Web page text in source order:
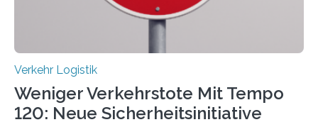
Verkehr Logistik
Weniger Verkehrstote Mit Tempo
120: Neue Sicherheitsinitiative